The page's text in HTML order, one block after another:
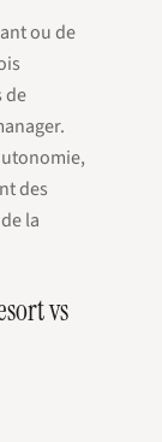
ou de
de
des
la
vs